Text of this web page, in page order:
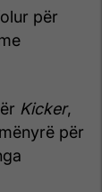
për
Kicker,
për